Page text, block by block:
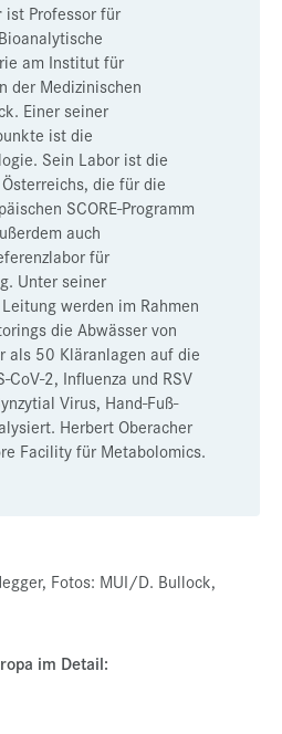
ist Professor für
am Institut für
der Medizinischen
Einer seiner
ist die
Sein Labor ist die
die für die
SCORE-Programm
auch
für
Unter seiner
werden im Rahmen
die Abwässer von
als 50 Kläranlagen auf die
CoV-2, Influenza und RSV
Virus, Hand-Fuß-
Herbert Oberacher
Facility für Metabolomics.
Fotos: MUI/D. Bullock,
im Detail: